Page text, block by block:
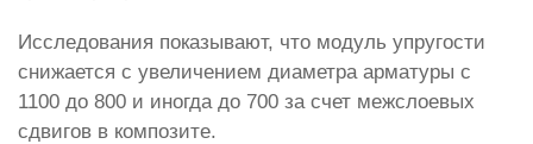
Исследования показывают, что модуль упругости
снижается с увеличением диаметра арматуры с
1100 до 800 и иногда до 700 за счет межслоевых
сдвигов в композите.